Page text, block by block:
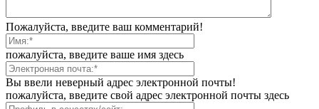
Пожалуйста, введите ваш комментарий!
пожалуйста, введите ваше имя здесь
Вы ввели неверный адрес электронной почты!
пожалуйста, введите свой адрес электронной почты здесь